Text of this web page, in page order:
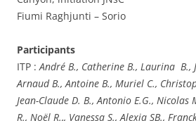
Fiumi Raghjunti – Sorio
Participants
ITP : André B., Catherine B., Laurina B.,
Arnaud B.,Antoine B., Muriel C.,
Jean-Claude D. B., Antonio E.G., Nicolas
R., Noël R.,, Vanessa S., Alexia SB.,